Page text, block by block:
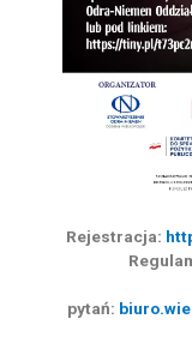
Rejestracja:
pytań: